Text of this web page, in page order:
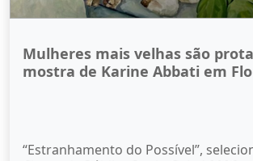
Mulheres mais velhas são
mostra de Karine Abbati em
“Estranhamento do Possível”,